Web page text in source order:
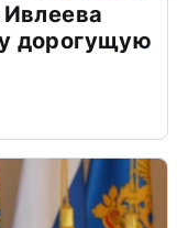
дорогущую